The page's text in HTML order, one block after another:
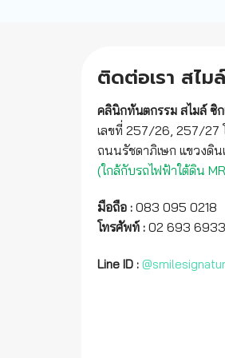
คลินิกทันตกรรมจัดฟัน โดยทีมแ
บริการตรวจรักษา และแนะนำก
มาตรฐานISO 9001:2015 เต็ม
จัดฟันดัดฟัน.COM